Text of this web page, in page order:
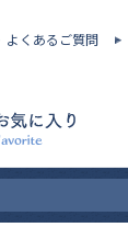
よくあるご質問